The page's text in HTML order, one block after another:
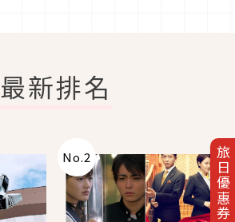
旅日優惠券
最新排名
No.2